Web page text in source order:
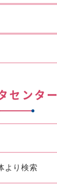
センター
より検索